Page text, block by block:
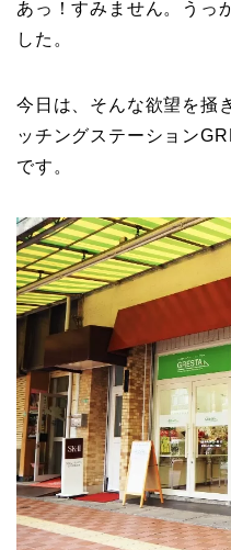
あっ！すみません。うっ
した。
今日は、そんな欲望を掻
ッチングステーション
です。